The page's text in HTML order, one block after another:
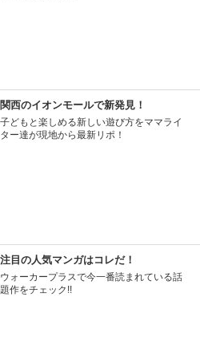
関西のイオンモールで新発見！
子どもと楽しめる新しい遊び方をママライ
ター達が現地から最新リポ！
注目の人気マンガはコレだ！
ウォーカープラスで今一番読まれている話
題作をチェック!!